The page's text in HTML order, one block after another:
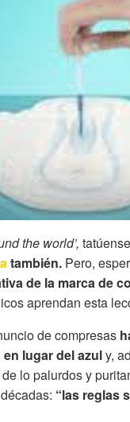
the world’,
también. Pero,
de la marca de
aprendan esta
de compresas
lugar del azuly,
lo palurdos y
“las reglas